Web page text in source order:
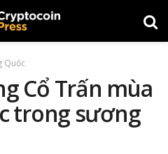
Quốc
Cổ Trấn mùa
trong sương